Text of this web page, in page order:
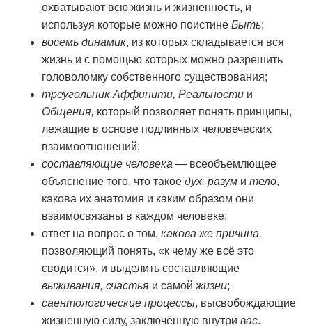
охватывают всю жизнь и жизненность, и
используя которые можно поистине Быть;
восемь динамик, из которых складывается вся
жизнь и с помощью которых можно разрешить
головоломку собственного существования;
треугольник Аффинити, Реальности и
Общения, который позволяет понять принципы,
лежащие в основе подлинных человеческих
взаимоотношений;
составляющие человека — всеобъемлющее
объяснение того, что такое дух, разум и тело,
какова их анатомия и каким образом они
взаимосвязаны в каждом человеке;
ответ на вопрос о том, какова же причина,
позволяющий понять, «к чему же всё это
сводится», и выделить составляющие
выживания, счастья и самой жизни;
саентологические процессы, высвобождающие
жизненную силу, заключённую внутри вас.